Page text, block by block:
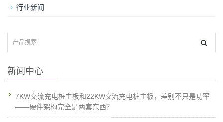
行业新闻
新闻中心
7KW交流充电桩主板和22KW交流充电桩主板，差别不只是功率
——硬件架构完全是两套东西？